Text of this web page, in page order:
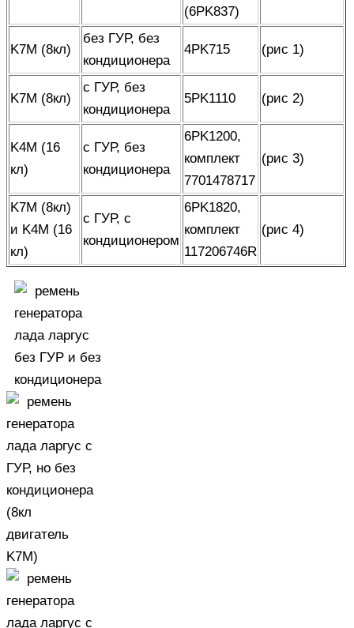
(6PK837)
K7M (8кл)
без ГУР, без
кондиционера
4PK715 (рис 1)
K7M (8кл)
с ГУР, без
кондиционера
5PK1110 (рис 2)
K4M (16
кл)
с ГУР, без
кондиционера
6PK1200,
комплект
7701478717
(рис 3)
K7M (8кл)
и K4M (16
кл)
с ГУР, с
кондиционером
6PK1820,
комплект
117206746R
(рис 4)